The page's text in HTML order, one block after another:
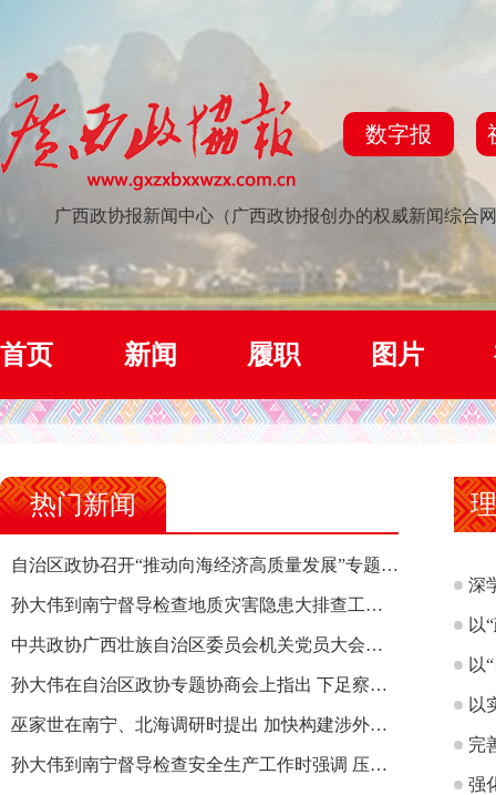
数字报
广西政协报新闻中心（广西政协报创办的权威新闻综合
首页 新闻 履职 图片
热门新闻
自治区政协召开“推动向海经济高质量发展”专题调研座谈会 钱学明出席并讲话
孙大伟到南宁督导检查地质灾害隐患大排查工作时强调 筑牢地质灾害安全防线 全力保障人民群众生命财产安全
中共政协广西壮族自治区委员会机关党员大会召开 选举产生新一届机关党委、机关纪委
孙大伟在自治区政协专题协商会上指出 下足察识谋督之功 恪尽服务大局之责 助推有色金属、关键金属产业高质量发展
巫家世在南宁、北海调研时提出 加快构建涉外法律供给集群 护航向海经济高质量发展
孙大伟到南宁督导检查安全生产工作时强调 压紧压实责任 狠抓隐患整治 坚决筑牢安全生产防线
深
以
以
以
完
强